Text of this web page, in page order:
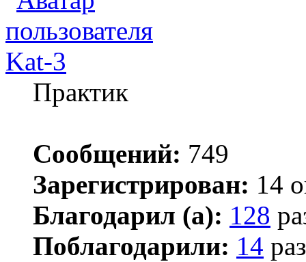
Kat-3
Практик
Сообщений: 749
Зарегистрирован: 14
Благодарил (а): 128
Поблагодарили: 14